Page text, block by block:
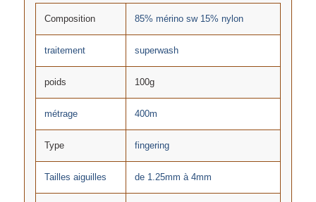
Composition 85% mérino sw 15% nylon
traitement superwash
poids 100g
métrage 400m
Type fingering
Tailles aiguilles de 1.25mm à 4mm